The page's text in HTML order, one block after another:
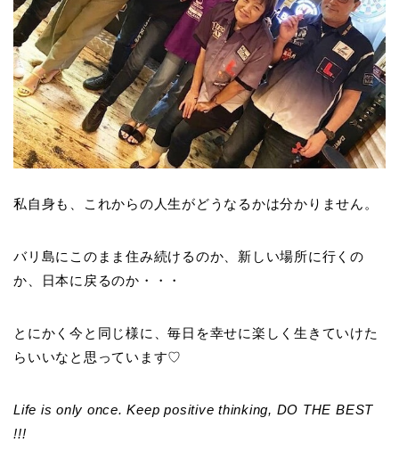
私自身も、これからの人生がどうなるかは分かりません。
バリ島にこのまま住み続けるのか、新しい場所に行くの
か、日本に戻るのか・・・
とにかく今と同じ様に、毎日を幸せに楽しく生きていけた
らいいなと思っています♡
Life is only once. Keep positive thinking, DO THE BEST
!!!